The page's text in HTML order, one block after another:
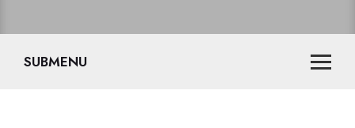
SUBMENU